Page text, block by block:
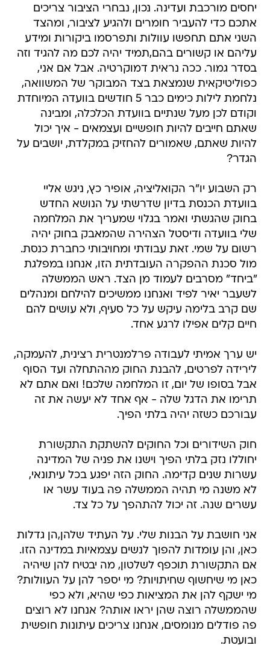
יחסים מורכבת ועדינה. נכון, נבחרי הציבור צריכים
אתכם כדי להעביר חומרים ולהגיע לציבור, ומהצד
השני אתם תחפשו עוולות ותפרסמו ביקורות ומידע
עליהם או קשורים בהם,תמיד יהיה לכם מה להגיד וזה
בסדר גמור. ככה נראית דמוקרטיה. אבל אם אני,
כפוליטיקאית שנמצאת בצד המבוקר של המשוואה,
נלחמת לילות כימים כבר 5 חודשים בוועדה המיוחדת
וקודם לכן מעל שנתיים בוועדת הכלכלה, ומבינה
שאתם חייבים להיות חופשיים ועצמאים - איך יכול
להיות שאתם, שאמורים להחזיק במקלדת, יושבים על
הגדר?
רק השבוע יו"ר הקואליציה, אופיר כץ, ניגש אליי
בוועדת הכנסת בדיון שדרשתי על הנושא החדש
בחוק שהגשתי ואמר בגלוי שמעריך את המלחמה
שלי בוועדה ודיסטל הצהירה שהמאבק בחוק יהיה
רשום על שמי. זאת עבודתי ומחויבותי כחברת כנסת.
מול סכנת ההפקרה העובדתית הזו, אנחנו במפלגת
"ביחד" מסרבים לעמוד מן הצד. ראש הממשלה
לשעבר יאיר לפיד ואנחנו ממשיכים להילחם ומנהלים
שם קרב בלימה עיקש על כל סעיף, ולא עושים להם
חיים קלים אפילו לרגע אחד.
יש ערך אמיתי לעבודה פרלמנטרית רצינית, להעמקה,
לירידה לפרטים, להבנת החוק מההתחלה ועד הסוף
אבל בסופו של יום, זו המלחמה שלכם! ואם אתם לא
תרימו את הדגל שלה - אף אחד לא יעשה את זה
עבורכם כשזה יהיה בלתי הפיך.
חוק השידורים וכל החוקים להשתקת התקשורת
יחוללו נזק בלתי הפיך וישנו את פניה של המדינה
עשרות שנים קדימה. החוק הזה יפגע בכל עיתונאי,
לא משנה מי תהיה הממשלה פה בעוד עשר או
עשרים שנה. זה יכול להתהפך על כל צד.
אני חושבת על הבנות שלי. על העתיד שלהן,הן גדלות
כאן, והן עומדות להפוך לנשים עצמאיות במדינה הזו.
אם התקשורת תוכפף לשלטון, מה יבטיח להן שיהיה
כאן מי שיחשוף שחיתויות? מי יספר להן על העוולות?
מי ישקף להן את המציאות כפי שהיא, ולא כפי
שהממשלה רוצה שהן יראו אותה? אנחנו לא רוצים
פה פודלים מנומסים, אנחנו צריכים עיתונות חופשית
ובועטת.